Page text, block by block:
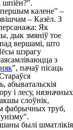
шпіён?".
першым калене" –
– Казёл. З
персанажа: Як
дык змяніў тое
пад вершамі, што
шэрагу
з
", пачаў пісаць
абыватальскія
і лесу, нязначных
слоўнік,
фабрычных труб,
былі шматлікія